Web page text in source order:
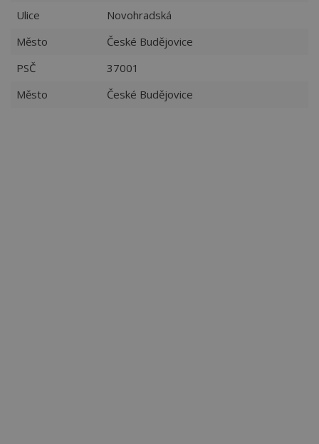
Ulice
Novohradská
Město
České Budějovice
PSČ
37001
Město
České Budějovice